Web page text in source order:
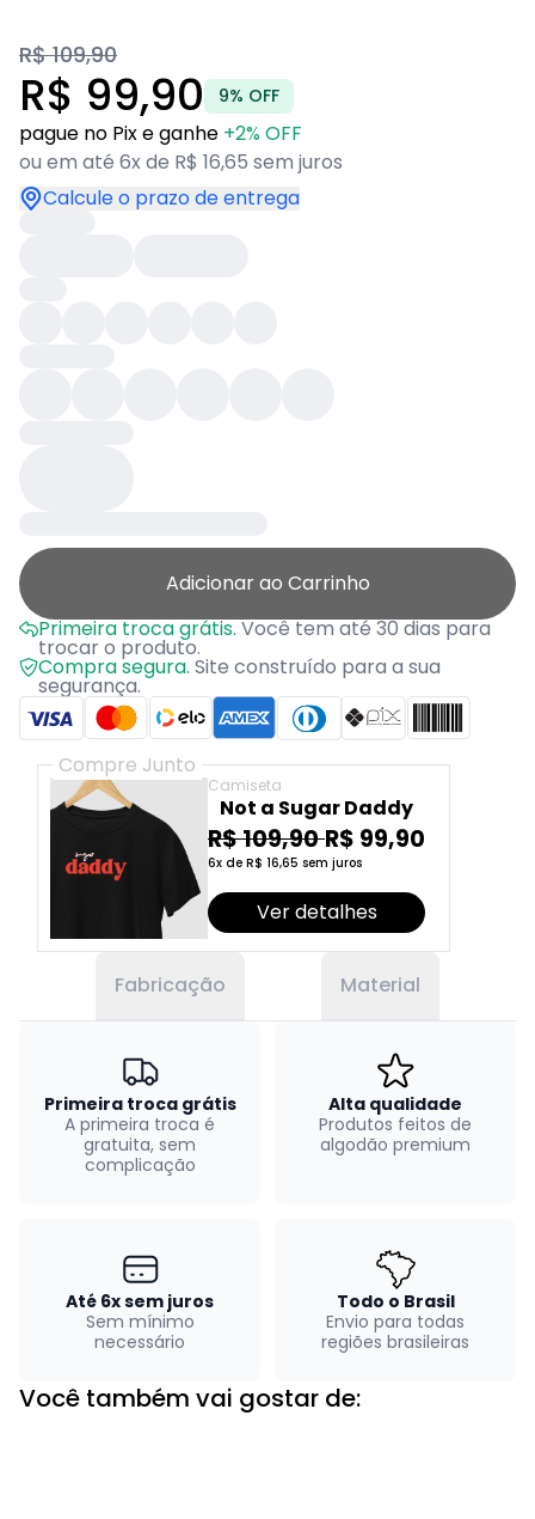
R$ 109,90
R$ 99,90 9% OFF
pague no Pix e ganhe +2% OFF
ou em até 6x de R$ 16,65 sem juros
Calcule o prazo de entrega
Adicionar ao Carrinho
Primeira troca grátis.Você tem até 30 dias para
trocar o produto.
Compra segura. Site construído para a sua
segurança.
Compre Junto
Camiseta
Not a Sugar Daddy
R$ 109,90 R$ 99,90
6x de R$ 16,65 sem juros
Ver detalhes
Fabricação Material
Primeira troca grátis
A primeira troca é
gratuita, sem
complicação
Alta qualidade
Produtos feitos de
algodão premium
Até 6x sem juros
Sem mínimo
necessário
Todo o Brasil
Envio para todas
regiões brasileiras
Você também vai gostar de: